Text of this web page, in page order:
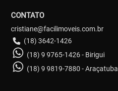
CONTATO
cristiane@facilimoveis.com.br
(18) 3642-1426
(18) 9 9765-1426 - Birigui
(18) 9 9819-7880 - Araçatuba